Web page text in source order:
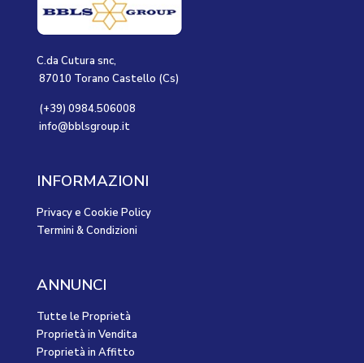
C.da Cutura snc,
87010 Torano Castello (Cs)
(+39) 0984.506008
info@bblsgroup.it
INFORMAZIONI
Privacy e Cookie Policy
Termini & Condizioni
ANNUNCI
Tutte le Proprietà
Proprietà in Vendita
Proprietà in Affitto